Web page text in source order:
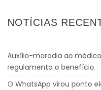
NOTÍCIAS
Auxílio-moradia ao
regulamenta o benefício.
O WhatsApp virou ponto